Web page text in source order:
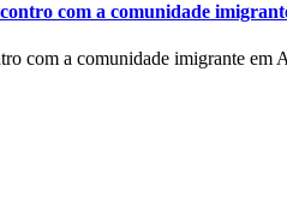
com a comunidade
com a comunidade imigrante em